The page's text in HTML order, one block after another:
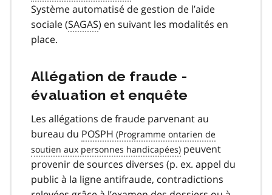
Système automatisé de gestion de l’aide
sociale (SAGAS) en suivant les modalités en
place.
Allégation de fraude -
évaluation et enquête
Les allégations de fraude parvenant au
bureau du POSPH
peuvent
provenir de sources diverses (p. ex. appel du
public à la ligne antifraude, contradictions